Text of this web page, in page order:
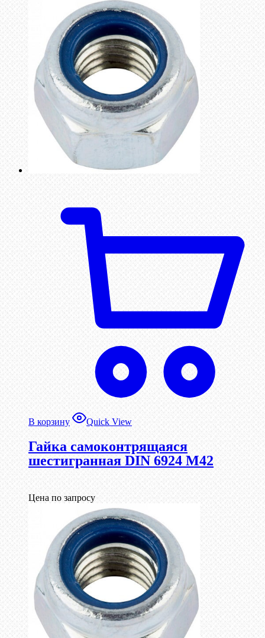
В корзину Quick View
Гайка самоконтрящаяся
шестигранная DIN 6924 М42
Цена по запросу